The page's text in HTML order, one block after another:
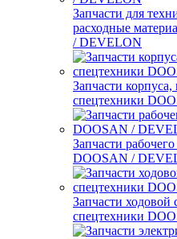
Запчасти для
расходные
/ DEVELON
Запчасти
спецтехники
Запчасти
DOOSAN /
Запчасти ходовой
спецтехники